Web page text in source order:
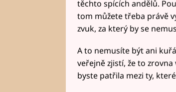
těchto spících andělů.
tom můžete třeba právě
zvuk, za který by se
A to nemusíte být ani
veřejně zjistí, že to
byste patřila mezi ty,